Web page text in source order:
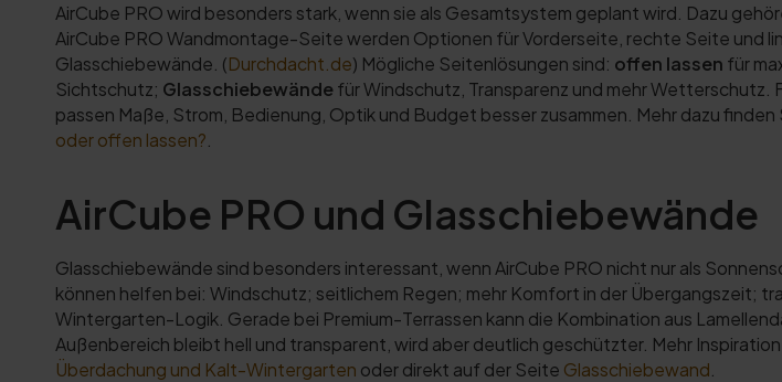
AirCube PRO wird besonders stark, wenn sie als Gesamtsystem geplant wird. Dazu
AirCube PRO Wandmontage-Seite werden Optionen für Vorderseite, rechte Seite und
Glasschiebewände. (Durchdacht.de) Mögliche Seitenlösungen sind: offen lassen für
Sichtschutz; Glasschiebewändefür Windschutz, Transparenz und mehr
passen Maße, Strom, Bedienung, Optik und Budget besser zusammen. Mehr dazu finden
oder offen lassen?.
AirCube PRO und Glasschiebewände
Glasschiebewände sind besonders interessant, wenn AirCube PRO nicht nur als
können helfen bei: Windschutz; seitlichem Regen; mehr Komfort in der Übergangszeit;
Wintergarten-Logik. Gerade bei Premium-Terrassen kann die Kombination aus
Außenbereich bleibt hell und transparent, wird aber deutlich geschützter. Mehr
Überdachung und Kalt-Wintergarten oder direkt auf der Seite Glasschiebewand